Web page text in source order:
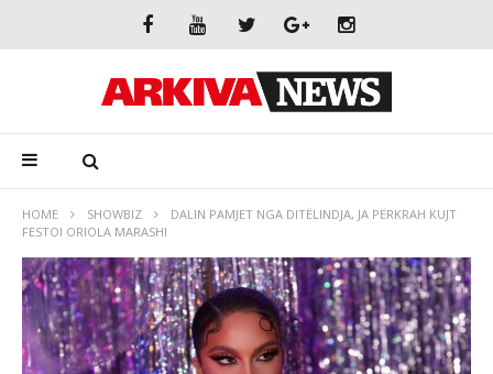
HOME SHOWBIZ
DALIN PAMJET NGA DITËLINDJA, JA PËRKRAH KUJT
FESTOI ORIOLA MARASHI